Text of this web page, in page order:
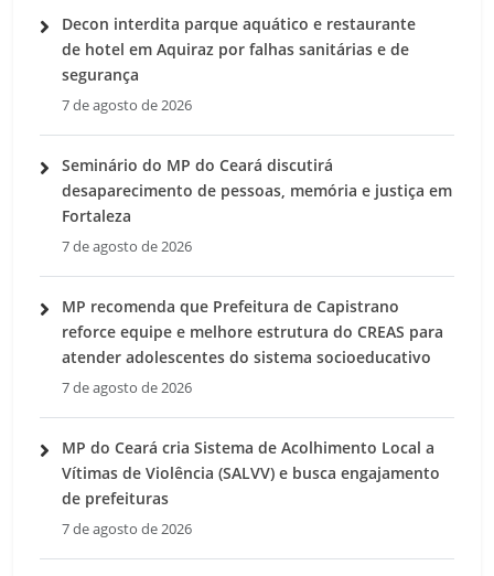
Decon interdita parque aquático e restaurante
de hotel em Aquiraz por falhas sanitárias e de
segurança
7 de agosto de 2026
Seminário do MP do Ceará discutirá
desaparecimento de pessoas, memória e justiça em
Fortaleza
7 de agosto de 2026
MP recomenda que Prefeitura de Capistrano
reforce equipe e melhore estrutura do CREAS para
atender adolescentes do sistema socioeducativo
7 de agosto de 2026
MP do Ceará cria Sistema de Acolhimento Local a
Vítimas de Violência (SALVV) e busca engajamento
de prefeituras
7 de agosto de 2026